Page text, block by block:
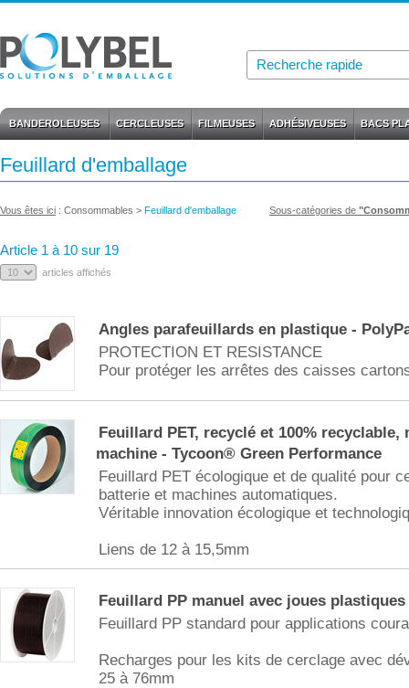
BANDEROLEUSES CERCLEUSES FILMEUSES ADHÉSIVEUSES BACS
Feuillard d'emballage
Vous êtes ici : Consommables > Feuillard d'emballage Sous-catégories de
Article 1 à 10 sur 19
articles affichés
Angles parafeuillards en plastique -
PROTECTION ET RESISTANCE
Pour protéger les arrêtes des caisses
Feuillard PET, recyclé et 100% recyclable,
machine - Tycoon® Green Performance
Feuillard PET écologique et de qualité pour
batterie et machines automatiques.
Véritable innovation écologique et
Liens de 12 à 15,5mm
Feuillard PP manuel avec joues
Feuillard PP standard pour applications
Recharges pour les kits de cerclage avec
25 à 76mm